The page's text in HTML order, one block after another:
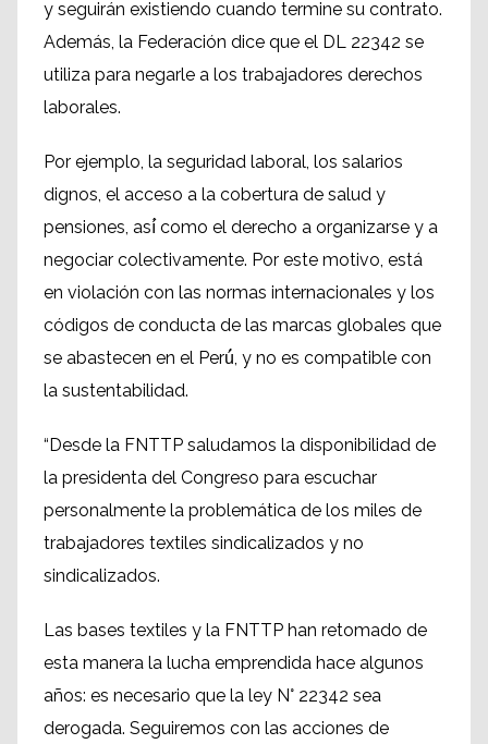
y seguirán existiendo cuando termine su contrato.
Además, la Federación dice que el DL 22342 se
utiliza para negarle a los trabajadores derechos
laborales.
Por ejemplo, la seguridad laboral, los salarios
dignos, el acceso a la cobertura de salud y
pensiones, así́ como el derecho a organizarse y a
negociar colectivamente. Por este motivo, está
en violación con las normas internacionales y los
códigos de conducta de las marcas globales que
se abastecen en el Perú́, y no es compatible con
la sustentabilidad.
“Desde la FNTTP saludamos la disponibilidad de
la presidenta del Congreso para escuchar
personalmente la problemática de los miles de
trabajadores textiles sindicalizados y no
sindicalizados.
Las bases textiles y la FNTTP han retomado de
esta manera la lucha emprendida hace algunos
años: es necesario que la ley N° 22342 sea
derogada. Seguiremos con las acciones de